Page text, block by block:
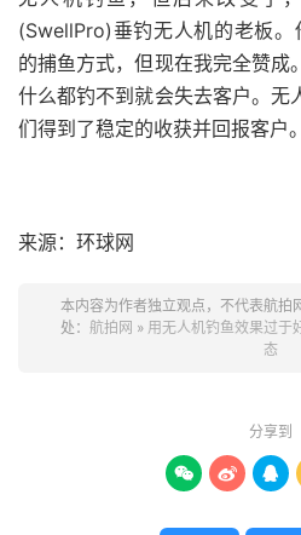
(SwellPro)垂钓无人机的老板
的捕鱼方式，但现在我完全赞成
什么都钓不到就会失去客户。无
们得到了稳定的收获并回报客户
来源：环球网
本内容为作者独立观点，不代表航拍
处： 航拍网 » 用无人机钓鱼效果过于
态
分享到
  